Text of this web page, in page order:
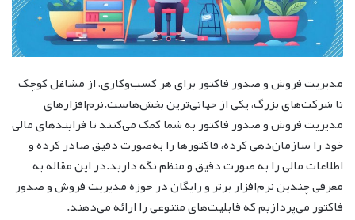
مدیریت فروش و صدور فاکتور برای هر کسب‌وکاری، از مشاغل کوچک
تا شرکت‌های بزرگ، یکی از حیاتی‌ترین بخش‌هاست.نرم‌افزارهای
مدیریت فروش و صدور فاکتور به شما کمک می‌کنند تا فرایندهای مالی
خود را سازمان‌دهی کرده، فاکتورها را به‌صورت دقیق صادر کرده و
اطلاعات مالی را به صورت دقیق و منظم نگه دارید.در این مقاله به
معرفی چندین نرم‌افزار برتر و رایگان در حوزه مدیریت فروش و صدور
فاکتور می‌پردازیم که قابلیت‌های متنوعی را ارائه می‌دهند.